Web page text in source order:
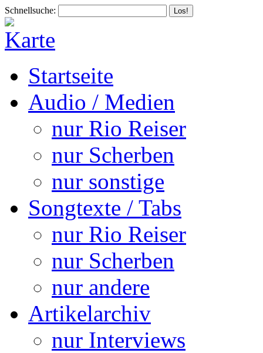
Schnellsuche:
Startseite
Audio / Medien
nur Rio Reiser
nur Scherben
nur sonstige
Songtexte / Tabs
nur Rio Reiser
nur Scherben
nur andere
Artikelarchiv
nur Interviews